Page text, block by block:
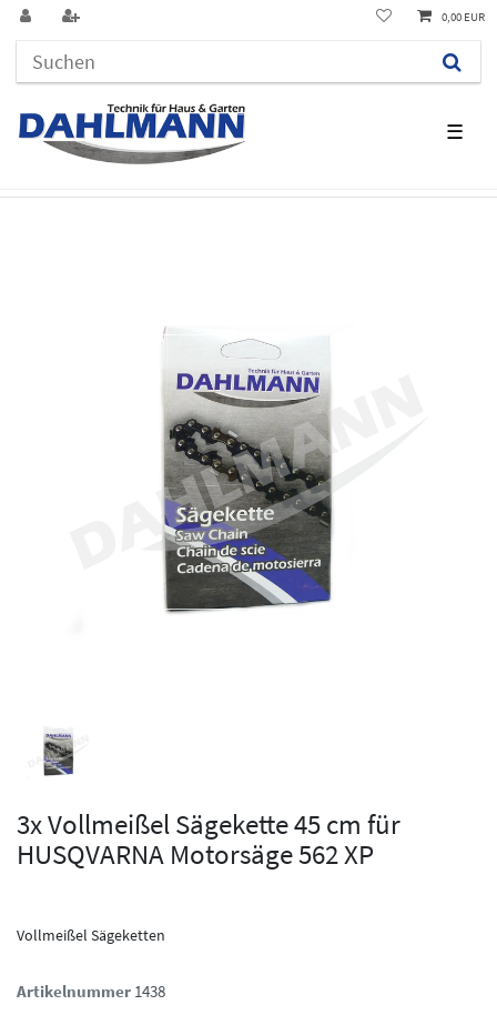
☰
0,00 EUR
3x Vollmeißel Sägekette 45 cm für
HUSQVARNA Motorsäge 562 XP
Vollmeißel Sägeketten
Artikelnummer 1438